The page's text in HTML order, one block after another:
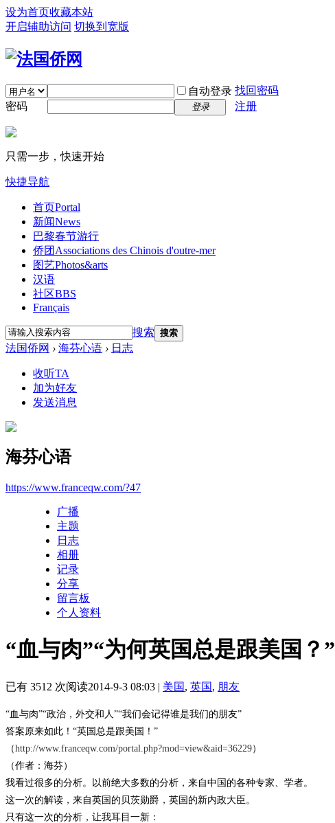
设为首页收藏本站
开启辅助访问 切换到宽版
自动登录 找回密码
密码
登录 注册
只需一步，快速开始
快捷导航
首页Portal
新闻News
巴黎春节游行
侨团 Associations des Chinois d'outre-mer
图艺Photos&arts
汉语
社区BBS
Français
搜索 搜索
法国侨网 › 海芬心语 › 日志
收听TA
加为好友
发送消息
海芬心语
https://www.franceqw.com/?47
广播
主题
日志
相册
记录
分享
留言板
个人资料
“血与肉”“为何英国总是跟美国？”
已有 3512 次阅读2014-9-3 08:03 | 美国, 英国, 朋友
“血与肉”“政治，外交和人”“我们会记得谁是我们的朋友”
答案原来如此！“英国总是跟美国！”
（http://www.franceqw.com/portal.php?mod=view&aid=36229）
（作者：海芬）
我看过很多的分析。以前绝大多数的分析，来自中国的各种专家、学者。
这一次的解读，来自英国的贝茨勋爵，英国的新内政大臣。
只有这一次的分析，让我耳目一新：